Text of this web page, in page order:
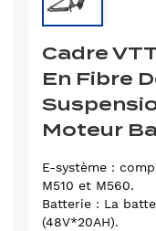
Cadre
En Fibre
Moteur
E-système :
M510 et M560.
Batterie : La
(48V*20AH).